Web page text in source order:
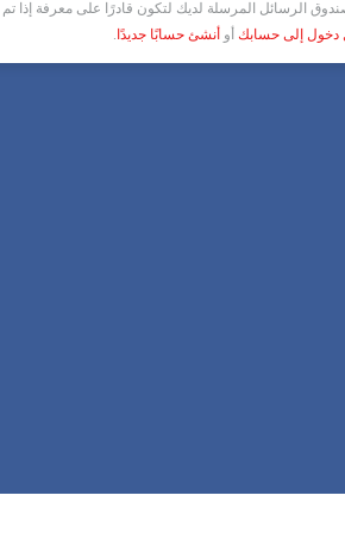
الرسائل المرسلة لديك لتكون قادرًا على معرفة إذا تم
إلى حسابك أو أنشئ حسابًا جديدًا .